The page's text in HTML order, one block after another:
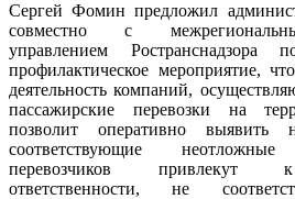
Сергей Фомин предложил
совместно с
управлением
профилактическое мероприятие,
деятельность компаний,
пассажирские перевозки на
позволит оперативно выявить
соответствующие
перевозчиков привлекут к
ответственности, не